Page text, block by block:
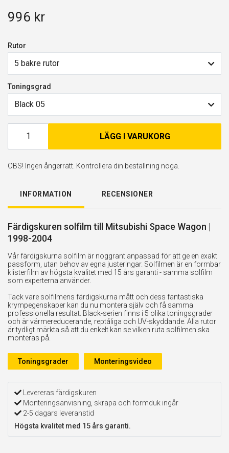
996 kr
Rutor
5 bakre rutor
Toningsgrad
Black 05
LÄGG I VARUKORG
OBS! Ingen ångerrätt. Kontrollera din beställning noga.
INFORMATION RECENSIONER
Färdigskuren solfilm till Mitsubishi Space Wagon |
1998-2004
Vår färdigskurna solfilm är noggrant anpassad för att ge en exakt
passform, utan behov av egna justeringar. Solfilmen är en formbar
klisterfilm av högsta kvalitet med 15 års garanti - samma solfilm
som experterna använder.
Tack vare solfilmens färdigskurna mått och dess fantastiska
krympegenskaper kan du nu montera själv och få samma
professionella resultat. Black-serien finns i 5 olika toningsgrader
och är värmereducerande, reptåliga och UV-skyddande. Alla rutor
är tydligt märkta så att du enkelt kan se vilken ruta solfilmen ska
monteras på.
Toningsgrader Monteringsvideo
Levereras färdigskuren
Monteringsanvisning, skrapa och formduk ingår
2-5 dagars leveranstid
Högsta kvalitet med 15 års garanti.